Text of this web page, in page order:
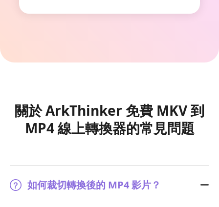
關於 ArkThinker 免費 MKV 到
MP4 線上轉換器的常見問題
如何裁切轉換後的 MP4 影片？